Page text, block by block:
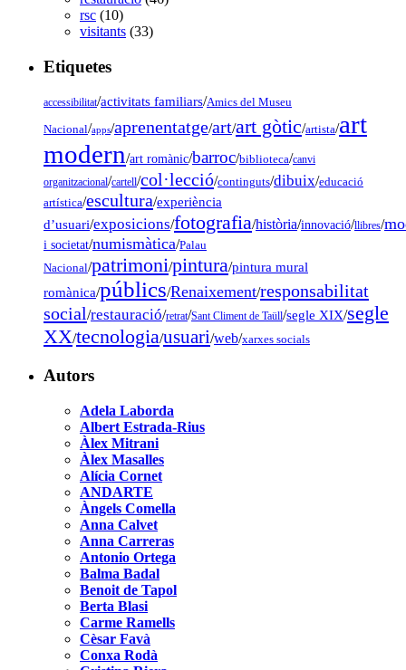
rsc (10)
visitants (33)
Etiquetes
accessibilitat/activitats familiars/Amics del Museu
Nacional/apps/aprenentatge/art/art gòtic/artista/art
modern/art romànic/barroc/biblioteca/canvi
organitzacional/cartell/col·lecció/continguts/dibuix/educació
artística/escultura/experiència
d’usuari/exposicions/fotografia/història/innovació/llibres/
i societat/numismàtica/Palau
Nacional/patrimoni/pintura/pintura mural
romànica/públics/Renaixement/responsabilitat
social/restauració/retrat/Sant Climent de Taüll/segle XIX/segle
XX/tecnologia/usuari/web/xarxes socials
Autors
Adela Laborda
Albert Estrada-Rius
Àlex Mitrani
Àlex Masalles
Alícia Cornet
ANDARTE
Àngels Comella
Anna Calvet
Anna Carreras
Antonio Ortega
Balma Badal
Benoit de Tapol
Berta Blasi
Carme Ramells
Cèsar Favà
Conxa Rodà